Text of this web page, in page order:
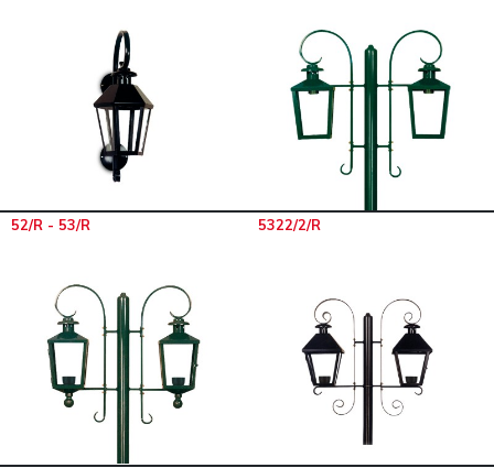
52/R - 53/R 5322/2/R